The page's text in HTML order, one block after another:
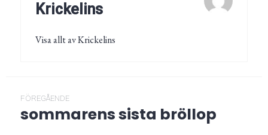
Krickelins
Visa allt av Krickelins
FÖREGÅENDE
Föregående
sommarens sista bröllop